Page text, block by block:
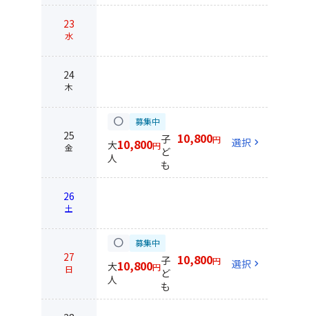
23
水
24
木
25
金
circle 募集中
大
人
10,800円子
ど
も
10,800円 選択 chevron_right
26
土
27
日
circle 募集中
大
人
10,800円子
ど
も
10,800円 選択 chevron_right